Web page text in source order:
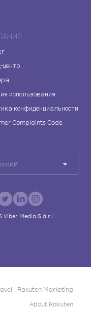
центр
использования
конфиденциальности
Complaints Code
Viber Media S.à r.l.
Rakuten Marketing
About Rakuten